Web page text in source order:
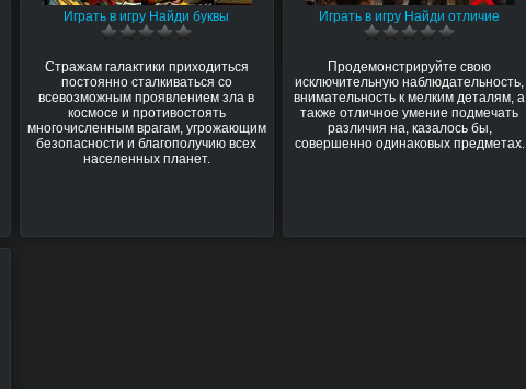
Играть в игру Найди буквы
Стражам галактики приходиться
постоянно сталкиваться со
всевозможным проявлением зла в
космосе и противостоять
многочисленным врагам, угрожающим
безопасности и благополучию всех
населенных планет.
Играть в игру Найди отличие
Продемонстрируйте свою
исключительную наблюдательность,
внимательность к мелким деталям, а
также отличное умение подмечать
различия на, казалось бы,
совершенно одинаковых предметах.